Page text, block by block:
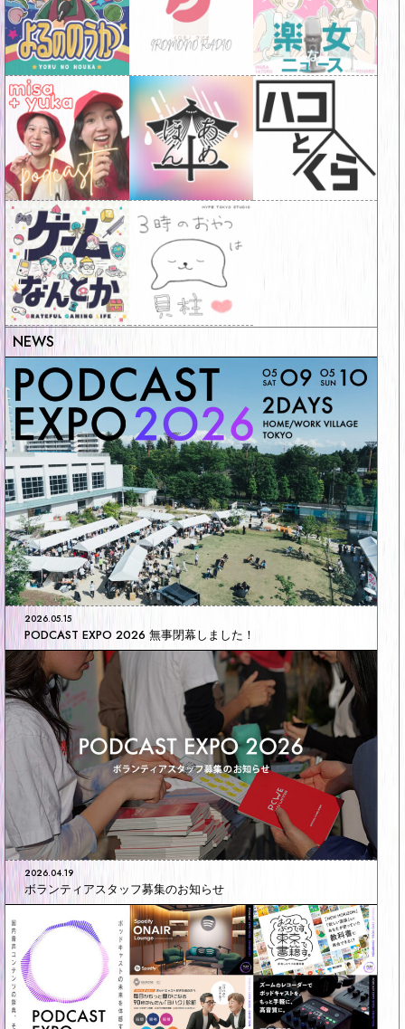
2026.05.15
PODCAST EXPO 2026 無事閉幕しました！
2026.04.19
ボランティアスタッフ募集のお知らせ